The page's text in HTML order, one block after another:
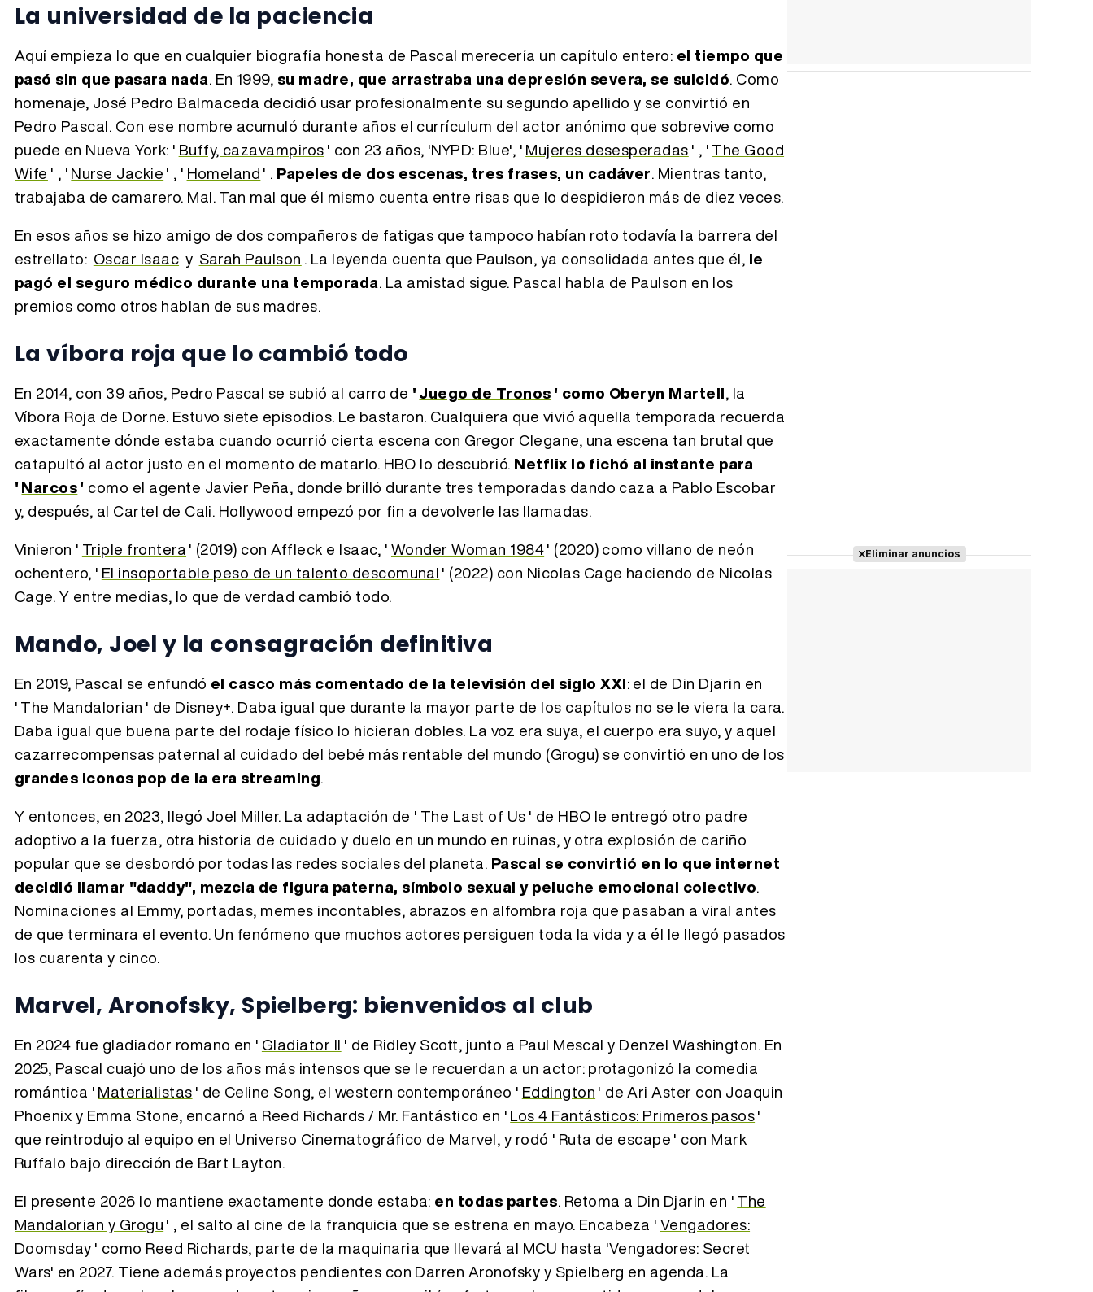
La universidad de la paciencia
Aquí empieza lo que en cualquier biografía honesta de Pascal merecería un capítulo entero: el tiempo que
pasó sin que pasara nada. En 1999, su madre, que arrastraba una depresión severa, se suicidó. Como
homenaje, José Pedro Balmaceda decidió usar profesionalmente su segundo apellido y se convirtió en
Pedro Pascal. Con ese nombre acumuló durante años el currículum del actor anónimo que sobrevive como
puede en Nueva York: ' Buffy, cazavampiros' con 23 años, 'NYPD: Blue', 'Mujeres desesperadas' , 'The Good
Wife ' , 'Nurse Jackie' , ' Homeland' . Papeles de dos escenas, tres frases, un cadáver. Mientras tanto,
trabajaba de camarero. Mal. Tan mal que él mismo cuenta entre risas que lo despidieron más de diez veces.
En esos años se hizo amigo de dos compañeros de fatigas que tampoco habían roto todavía la barrera del
estrellato: Oscar Isaac y Sarah Paulson . La leyenda cuenta que Paulson, ya consolidada antes que él, le
pagó el seguro médico durante una temporada. La amistad sigue. Pascal habla de Paulson en los
premios como otros hablan de sus madres.
La víbora roja que lo cambió todo
En 2014, con 39 años, Pedro Pascal se subió al carro de 'Juego de Tronos' como Oberyn Martell, la
Víbora Roja de Dorne. Estuvo siete episodios. Le bastaron. Cualquiera que vivió aquella temporada recuerda
exactamente dónde estaba cuando ocurrió cierta escena con Gregor Clegane, una escena tan brutal que
catapultó al actor justo en el momento de matarlo. HBO lo descubrió. Netflix lo fichó al instante para
'Narcos' como el agente Javier Peña, donde brilló durante tres temporadas dando caza a Pablo Escobar
y, después, al Cartel de Cali. Hollywood empezó por fin a devolverle las llamadas.
Vinieron ' Triple frontera' (2019) con Affleck e Isaac, 'Wonder Woman 1984' (2020) como villano de neón
ochentero, ' El insoportable peso de un talento descomunal' (2022) con Nicolas Cage haciendo de Nicolas
Cage. Y entre medias, lo que de verdad cambió todo.
Mando, Joel y la consagración definitiva
En 2019, Pascal se enfundó el casco más comentado de la televisión del siglo XXI: el de Din Djarin en
'The Mandalorian ' de Disney+. Daba igual que durante la mayor parte de los capítulos no se le viera la cara.
Daba igual que buena parte del rodaje físico lo hicieran dobles. La voz era suya, el cuerpo era suyo, y aquel
cazarrecompensas paternal al cuidado del bebé más rentable del mundo (Grogu) se convirtió en uno de los
grandes iconos pop de la era streaming.
Y entonces, en 2023, llegó Joel Miller. La adaptación de ' The Last of Us' de HBO le entregó otro padre
adoptivo a la fuerza, otra historia de cuidado y duelo en un mundo en ruinas, y otra explosión de cariño
popular que se desbordó por todas las redes sociales del planeta. Pascal se convirtió en lo que internet
decidió llamar "daddy", mezcla de figura paterna, símbolo sexual y peluche emocional colectivo.
Nominaciones al Emmy, portadas, memes incontables, abrazos en alfombra roja que pasaban a viral antes
de que terminara el evento. Un fenómeno que muchos actores persiguen toda la vida y a él le llegó pasados
los cuarenta y cinco.
Marvel, Aronofsky, Spielberg: bienvenidos al club
En 2024 fue gladiador romano en ' Gladiator II ' de Ridley Scott, junto a Paul Mescal y Denzel Washington. En
2025, Pascal cuajó uno de los años más intensos que se le recuerdan a un actor: protagonizó la comedia
romántica 'Materialistas' de Celine Song, el western contemporáneo ' Eddington' de Ari Aster con Joaquin
Phoenix y Emma Stone, encarnó a Reed Richards / Mr. Fantástico en 'Los 4 Fantásticos: Primeros pasos'
que reintrodujo al equipo en el Universo Cinematográfico de Marvel, y rodó ' Ruta de escape' con Mark
Ruffalo bajo dirección de Bart Layton.
El presente 2026 lo mantiene exactamente donde estaba: en todas partes. Retoma a Din Djarin en 'The
Mandalorian y Grogu' , el salto al cine de la franquicia que se estrena en mayo. Encabeza 'Vengadores:
Doomsday' como Reed Richards, parte de la maquinaria que llevará al MCU hasta 'Vengadores: Secret
Wars' en 2027. Tiene además proyectos pendientes con Darren Aronofsky y Spielberg en agenda. La
Eliminar anuncios